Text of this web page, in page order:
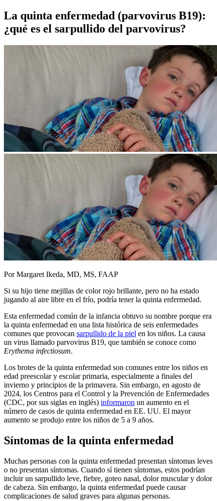
La quinta enfermedad (parvovirus B19):
¿qué es el sarpullido del parvovirus?
Por Margaret Ikeda, MD, MS, FAAP
Si su hijo tiene mejillas de color rojo brillante, pero no ha estado
jugando al aire libre en el frío, podría tener la quinta enfermedad.
Esta enfermedad común de la infancia obtuvo su nombre porque era
la quinta enfermedad en una lista histórica de seis enfermedades
comunes que provocan sarpullido de la piel en los niños. La causa
un virus llamado parvovirus B19, que también se conoce como
Erythema infectiosum.
Los brotes de la quinta enfermedad son comunes entre los niños en
edad preescolar y escolar primaria, especialmente a finales del
invierno y principios de la primavera. Sin embargo, en agosto de
2024, los Centros para el Control y la Prevención de Enfermedades
(CDC, por sus siglas en inglés) informaron un aumento en el
número de casos de quinta enfermedad en EE. UU. El mayor
aumento se produjo entre los niños de 5 a 9 años.
Síntomas de la quinta enfermedad
Muchas personas con la quinta enfermedad presentan síntomas leves
o no presentan síntomas. Cuando sí tienen síntomas, estos podrían
incluir un sarpullido leve, fiebre, goteo nasal, dolor muscular y dolor
de cabeza. Sin embargo, la quinta enfermedad puede causar
complicaciones de salud graves para algunas personas.